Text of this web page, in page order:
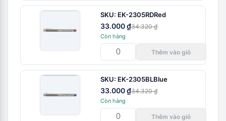
SKU: EK-2305RDRed
33.000 ₫34.320 ₫
Còn hàng
Thêm vào giỏ
SKU: EK-2305BLBlue
33.000 ₫34.320 ₫
Còn hàng
Thêm vào giỏ